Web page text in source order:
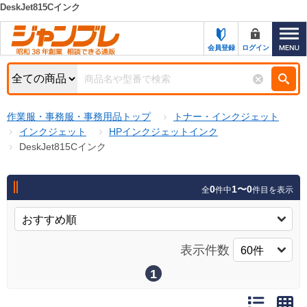
カテゴリー一覧
お知らせ
特集・キャンペーン一覧
初めての方へ
お問い合わせ
新規登録キャンペーン
キーワード検索
検索条件
商品カテゴリから選ぶ
商品ステータスで絞る
キャンペーン
DeskJet815Cインク
会員登録 ログイン
作業服・事務服・事務用品トップ
トナー・インクジェット
インクジェット
HPインクジェットインク
DeskJet815Cインク
全0件中1〜0件目を表示
表示件数
1